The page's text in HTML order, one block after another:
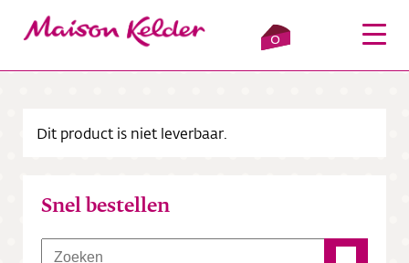
0
Dit product is niet leverbaar.
Snel bestellen